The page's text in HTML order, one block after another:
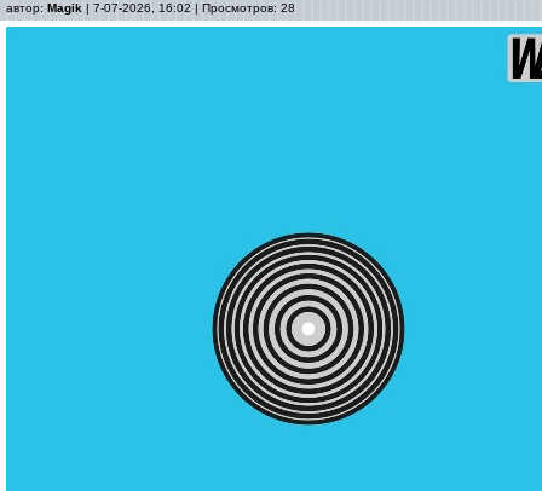
автор: Magik | 7-07-2026, 16:02 | Просмотров: 28